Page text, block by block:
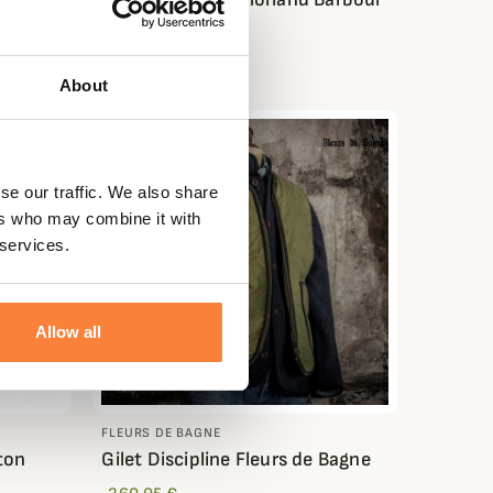
About
our traffic. We also share
who may combine it with
Allow all
294,95 €
FLEURS DE BAGNE
Gilet Discipline Fleurs de Bagne